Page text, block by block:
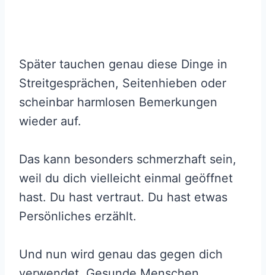
Später tauchen genau diese Dinge in
Streitgesprächen, Seitenhieben oder
scheinbar harmlosen Bemerkungen
wieder auf.
Das kann besonders schmerzhaft sein,
weil du dich vielleicht einmal geöffnet
hast. Du hast vertraut. Du hast etwas
Persönliches erzählt.
Und nun wird genau das gegen dich